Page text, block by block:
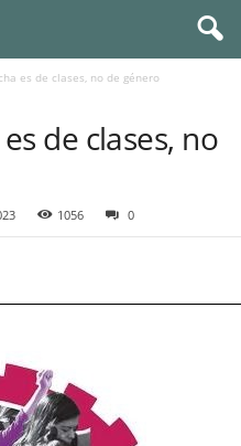
es de clases, no de género
de clases, no
1056 0